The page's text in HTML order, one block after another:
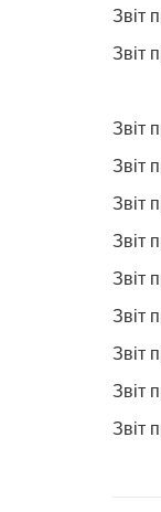
Звіт
Звіт
Звіт
Звіт
Звіт
Звіт
Звіт
Звіт
Звіт
Звіт
Звіт